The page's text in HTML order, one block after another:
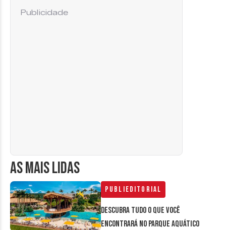
AS MAIS LIDAS
Publieditorial
Descubra tudo o que você
encontrará no parque aquático
Publicidade